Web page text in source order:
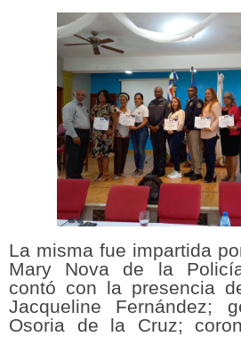
La misma fue impartida
Mary Nova de la
contó con la presencia
Jacqueline Fernández;
Osoria de la Cruz;